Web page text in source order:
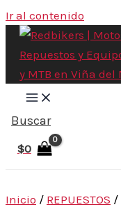
Ir al contenido
Buscar
$0
Inicio / REPUESTOS /